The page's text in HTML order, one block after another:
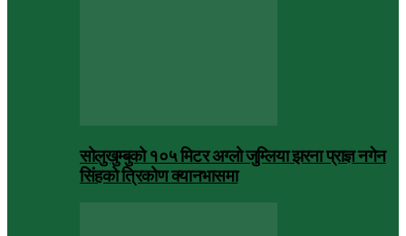
सोलुखुम्बुको १०५ मिटर अग्लो जुम्लिया झरना प्राज्ञ नगेन
सिंहको त्रिकोण क्यानभासमा